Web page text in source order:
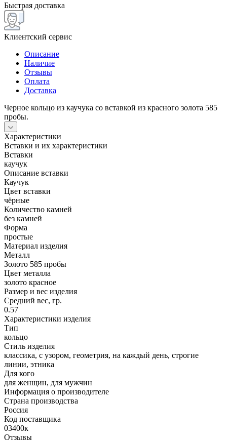
Быстрая доставка
Клиентский сервис
Описание
Наличие
Отзывы
Оплата
Доставка
Черное кольцо из каучука со вставкой из красного золота 585
пробы.
Характеристики
Вставки и их характеристики
Вставки
каучук
Описание вставки
Каучук
Цвет вставки
чёрные
Количество камней
без камней
Форма
простые
Материал изделия
Металл
Золото 585 пробы
Цвет металла
золото красное
Размер и вес изделия
Средний вес, гр.
0.57
Характеристики изделия
Тип
кольцо
Стиль изделия
классика, с узором, геометрия, на каждый день, строгие
линии, этника
Для кого
для женщин, для мужчин
Информация о производителе
Страна производства
Россия
Код поставщика
03400к
Отзывы